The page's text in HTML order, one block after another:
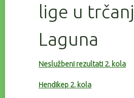
lige u
Laguna
Neslužbeni rezultati 2. kola
Hendikep 2. kola